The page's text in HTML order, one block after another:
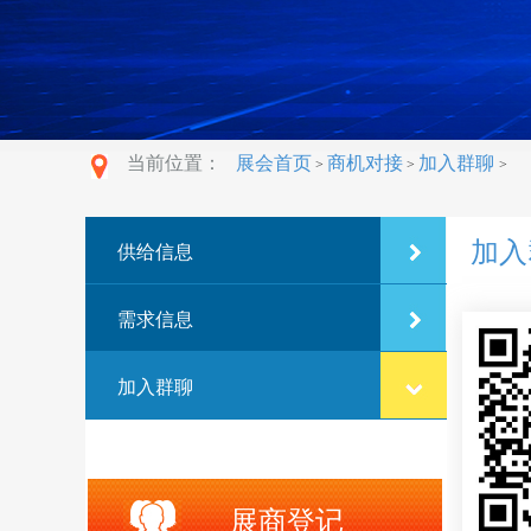
当前位置： 展会首页 > 商机对接 > 加入群聊 >
供给信息
需求信息
加入群聊
展商登记
加